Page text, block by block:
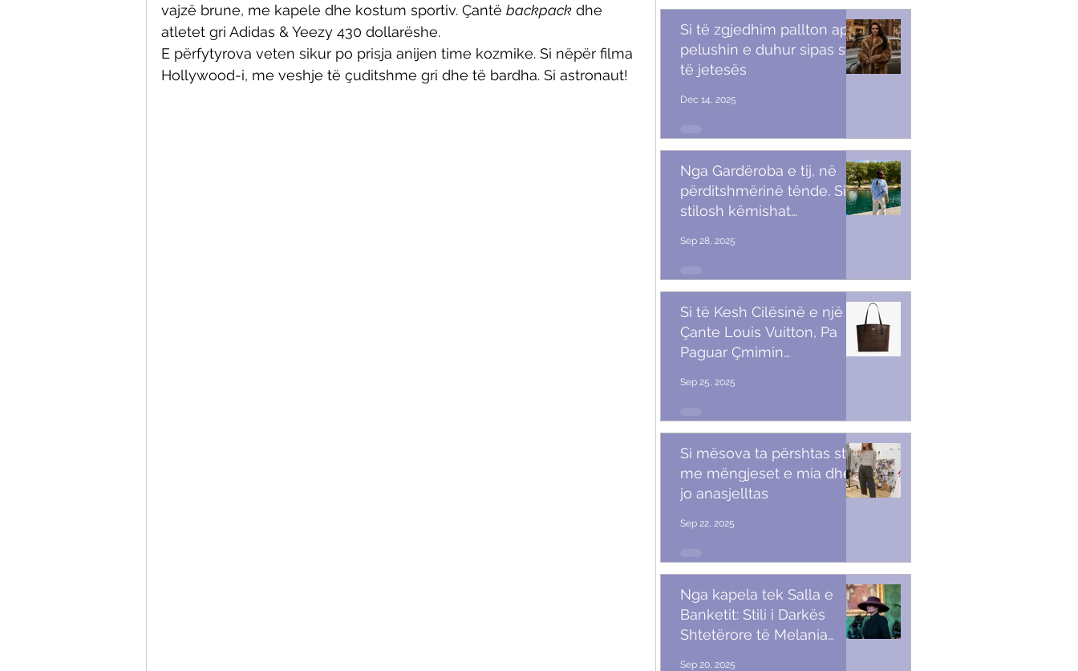
vajzë brune, me kapele dhe kostum sportiv. Çantë backpack dhe
atletet gri Adidas & Yeezy 430 dollarëshe.
E përfytyrova veten sikur po prisja anijen time kozmike. Si nëpër filma
Hollywood-i, me veshje të çuditshme gri dhe të bardha. Si astronaut!
Si të zgjedhim pallton apo
pelushin e duhur sipas stilit
të jetesës
Dec 14, 2025
Nga Gardëroba e tij, në
përditshmërinë tënde. Si t’i
stilosh këmishat
Sep 28, 2025
Si të Kesh Cilësinë e një
Çante Louis Vuitton, Pa
Paguar Çmimin
Sep 25, 2025
Si mësova ta përshtas stilin
me mëngjeset e mia dhe
jo anasjelltas
Sep 22, 2025
Nga kapela tek Salla e
Banketit: Stili i Darkës
Shtetërore të Melania
Sep 20, 2025